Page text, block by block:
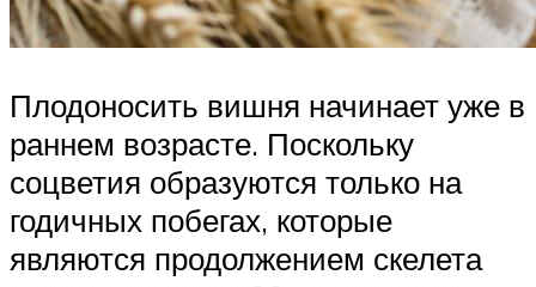
Плодоносить вишня начинает уже в
раннем возрасте. Поскольку
соцветия образуются только на
годичных побегах, которые
являются продолжением скелета